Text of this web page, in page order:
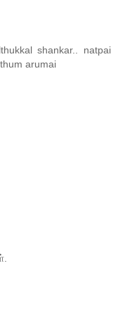
shankar.. natpai
arumai